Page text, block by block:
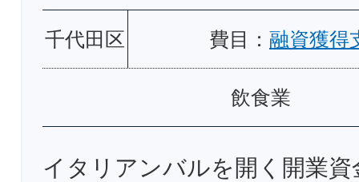
千代田区 費目： 融資獲得
飲食業
イタリアンバルを開く開業